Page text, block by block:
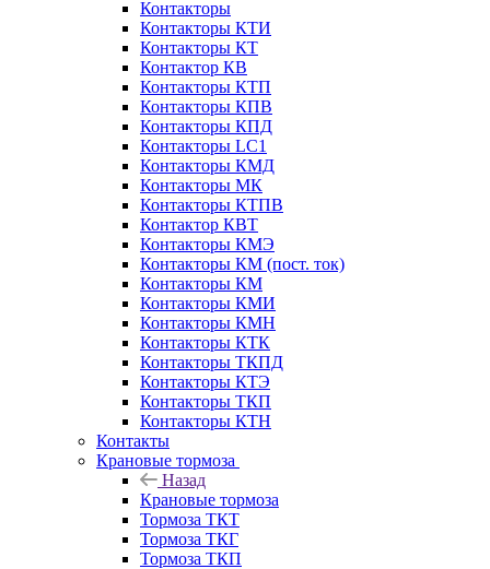
Контакторы
Контакторы КТИ
Контакторы КТ
Контактор КВ
Контакторы КТП
Контакторы КПВ
Контакторы КПД
Контакторы LC1
Контакторы КМД
Контакторы МК
Контакторы КТПВ
Контактор КВТ
Контакторы КМЭ
Контакторы КМ (пост. ток)
Контакторы КМ
Контакторы КМИ
Контакторы КМН
Контакторы КТК
Контакторы ТКПД
Контакторы КТЭ
Контакторы ТКП
Контакторы КТН
Контакты
Крановые тормоза
Назад
Крановые тормоза
Тормоза ТКТ
Тормоза ТКГ
Тормоза ТКП